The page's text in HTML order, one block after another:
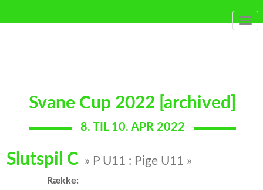
Svane Cup 2022 [archived]
8. TIL 10. APR 2022
Slutspil C » P U11 : Pige U11 »
Række: